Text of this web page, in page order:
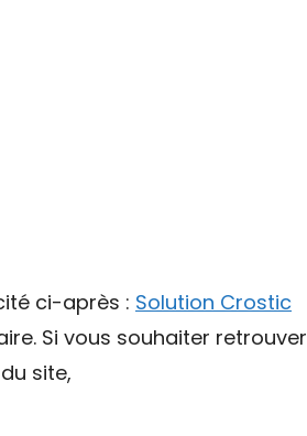
ci-après : Solution Crostic
Si vous souhaiter retrouver
site,